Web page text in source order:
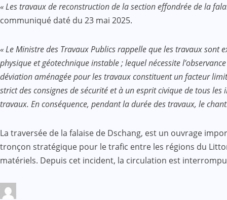
« Les travaux de reconstruction de la section effondrée de la
communiqué daté du 23 mai 2025.
« Le Ministre des Travaux Publics rappelle que les travaux sont
physique et géotechnique instable ; lequel nécessite
déviation aménagée pour les travaux constituent un facteur
strict des consignes de sécurité et à un esprit civique de tous
travaux. En conséquence, pendant la durée des travaux, le
La traversée de la falaise de Dschang, est un ouvrage
tronçon stratégique pour le trafic entre les régions du
matériels. Depuis cet incident, la circulation est